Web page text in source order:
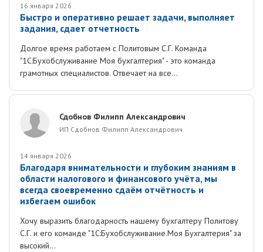
16 января 2026
Быстро и оперативно решает задачи, выполняет
задания, сдает отчетность
Долгое время работаем с Политовым С.Г. Команда
"1С:Бухобслуживание Моя бухгалтерия" - это команда
грамотных специалистов. Отвечает на все...
Сдобнов Филипп Александрович
ИП Сдобнов Филипп Александрович
14 января 2026
Благодаря внимательности и глубоким знаниям в
области налогового и финансового учёта, мы
всегда своевременно сдаём отчётность и
избегаем ошибок
Хочу выразить благодарность нашему бухгалтеру Политову
С.Г. и его команде "1С:Бухобслуживание.Моя Бухгалтерия" за
высокий...